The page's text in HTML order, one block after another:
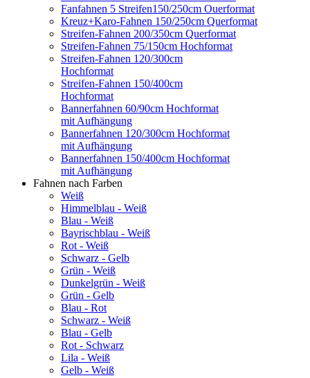
Fanfahnen 5 Streifen150/250cm Ouerformat
Kreuz+Karo-Fahnen 150/250cm Querformat
Streifen-Fahnen 200/350cm Querformat
Streifen-Fahnen 75/150cm Hochformat
Streifen-Fahnen 120/300cm
Hochformat
Streifen-Fahnen 150/400cm
Hochformat
Bannerfahnen 60/90cm Hochformat
mit Aufhängung
Bannerfahnen 120/300cm Hochformat
mit Aufhängung
Bannerfahnen 150/400cm Hochformat
mit Aufhängung
Fahnen nach Farben
Weiß
Himmelblau - Weiß
Blau - Weiß
Bayrischblau - Weiß
Rot - Weiß
Schwarz - Gelb
Grün - Weiß
Dunkelgrün - Weiß
Grün - Gelb
Blau - Rot
Schwarz - Weiß
Blau - Gelb
Rot - Schwarz
Lila - Weiß
Gelb - Weiß